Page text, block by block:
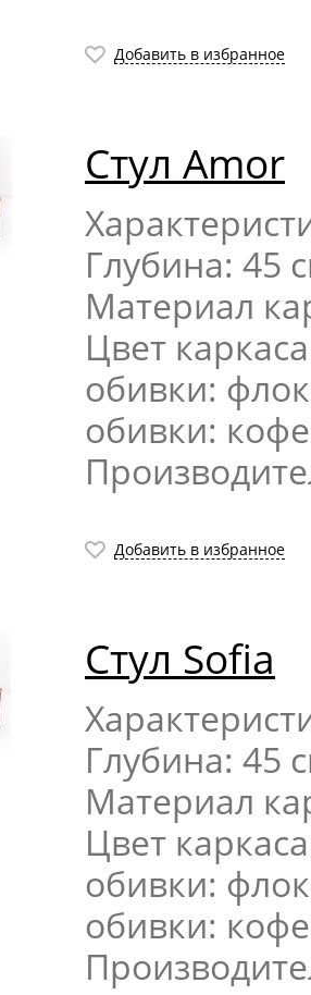
Добавить в избранное
Стул Amor
Глубина: 45
Материал
Цвет
обивки:
обивки:
Добавить в избранное
Стул Sofia
Глубина: 45
Материал
Цвет
обивки:
обивки: